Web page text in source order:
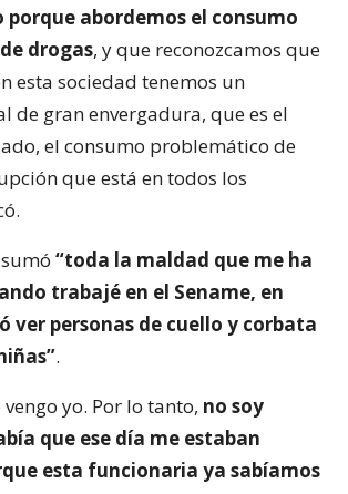
abordemos el consumo
drogas, y que reconozcamos que
esta sociedad tenemos un
de gran envergadura, que es el
el consumo problemático de
que está en todos los
“toda la maldad que me ha
trabajé en el Sename, en
ver personas de cuello y corbata
.
vengo yo. Por lo tanto, no soy
que ese día me estaban
esta funcionaria ya sabíamos